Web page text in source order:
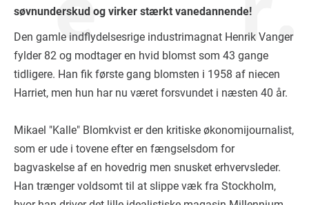
søvnunderskud og virker stærkt vanedannende!
Den gamle indflydelsesrige industrimagnat Henrik Vanger
fylder 82 og modtager en hvid blomst som 43 gange
tidligere. Han fik første gang blomsten i 1958 af niecen
Harriet, men hun har nu været forsvundet i næsten 40 år.
Mikael "Kalle" Blomkvist er den kritiske økonomijournalist,
som er ude i tovene efter en fængselsdom for
bagvaskelse af en hovedrig men snusket erhvervsleder.
Han trænger voldsomt til at slippe væk fra Stockholm,